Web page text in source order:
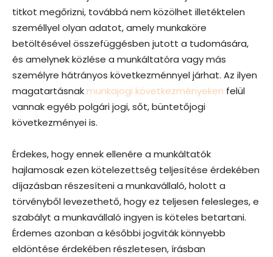
titkot megőrizni, továbbá nem közölhet illetéktelen
személlyel olyan adatot, amely munkaköre
betöltésével összefüggésben jutott a tudomására,
és amelynek közlése a munkáltatóra vagy más
személyre hátrányos következménnyel járhat. Az ilyen
magatartásnak munkajogi következményeken felül
vannak egyéb polgári jogi, sőt, büntetőjogi
következményei is.
Érdekes, hogy ennek ellenére a munkáltatók
hajlamosak ezen kötelezettség teljesítése érdekében
díjazásban részesíteni a munkavállaló, holott a
törvényből levezethető, hogy ez teljesen felesleges, e
szabályt a munkavállaló ingyen is köteles betartani.
Érdemes azonban a későbbi jogviták könnyebb
eldöntése érdekében részletesen, írásban